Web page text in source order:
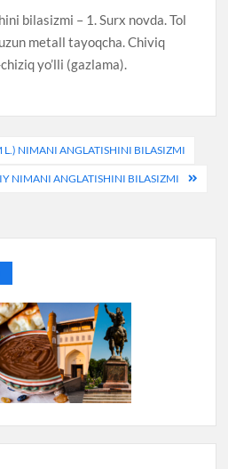
bilasizmi – 1. Surx novda. Tol
metall tayoqcha. Chiviq
yo’lli (gazlama).
L.) NIMANI ANGLATISHINI BILASIZMI
NIMANI ANGLATISHINI BILASIZMI